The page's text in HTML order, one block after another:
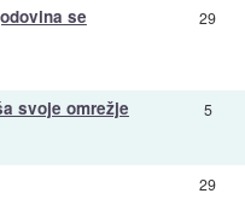
se 29
svoje omrežje 5
29